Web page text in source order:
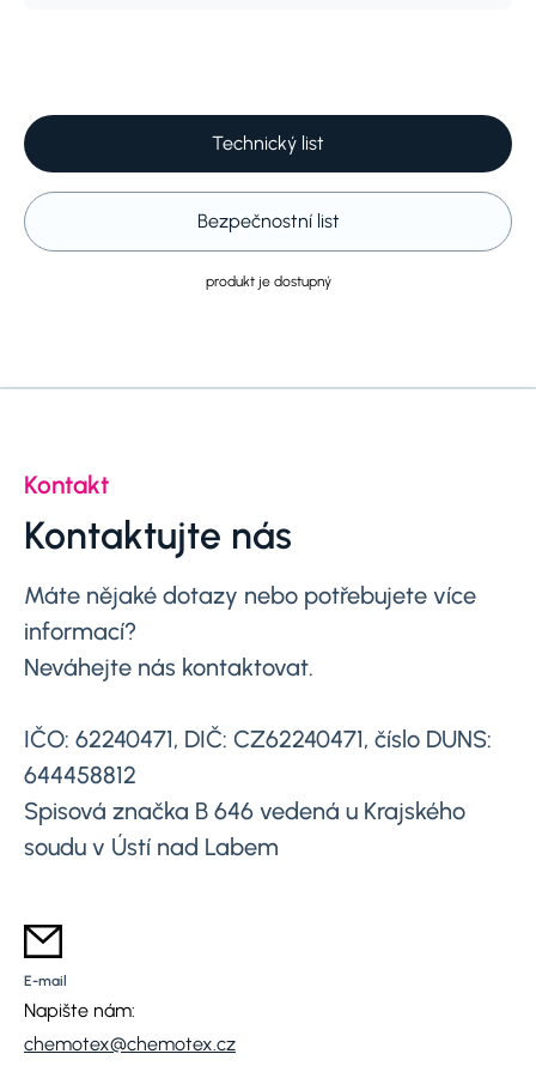
Technický list
Bezpečnostní list
produkt je dostupný
Kontakt
Kontaktujte nás
Máte nějaké dotazy nebo potřebujete více
informací?
Neváhejte nás kontaktovat.
IČO: 62240471, DIČ: CZ62240471, číslo DUNS:
644458812
Spisová značka B 646 vedená u Krajského
soudu v Ústí nad Labem
E-mail
Napište nám:
chemotex@chemotex.cz